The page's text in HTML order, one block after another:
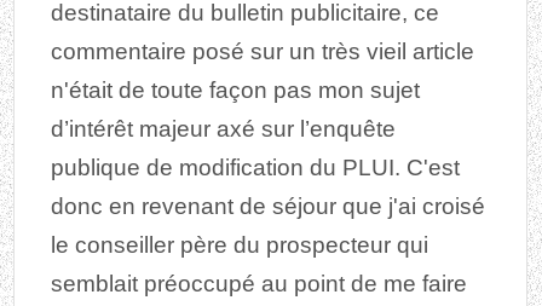
destinataire du bulletin publicitaire, ce
commentaire posé sur un très vieil article
n'était de toute façon pas mon sujet
d’intérêt majeur axé sur l’enquête
publique de modification du PLUI. C'est
donc en revenant de séjour que j'ai croisé
le conseiller père du prospecteur qui
semblait préoccupé au point de me faire